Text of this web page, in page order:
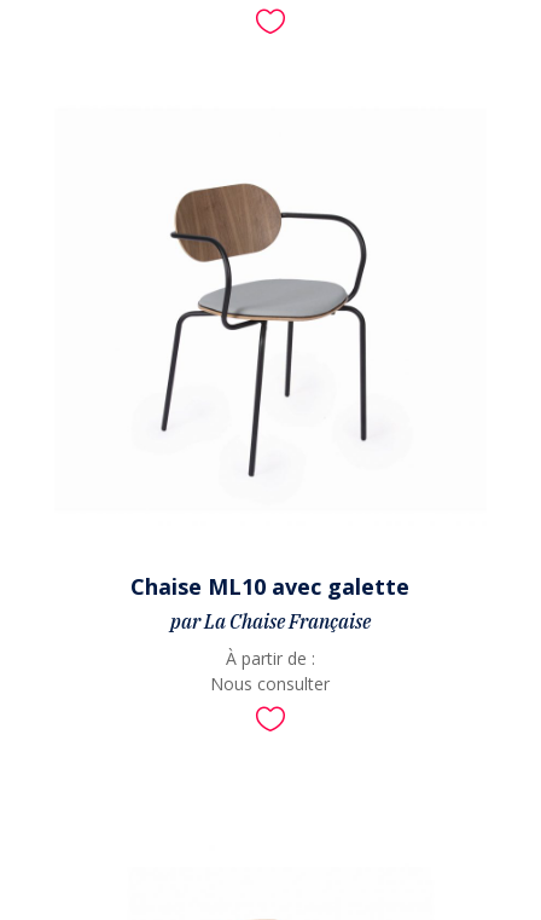

Chaise ML10 avec galette
par La Chaise Française
À partir de :
Nous consulter
